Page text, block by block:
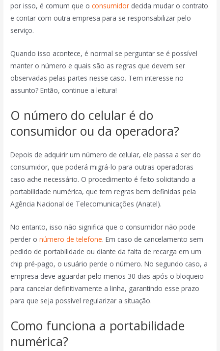
por isso, é comum que oconsumidor decida mudar o contrato
e contar com outra empresa para se responsabilizar pelo
serviço.
Quando isso acontece, é normal se perguntar se é possível
manter o número e quais são as regras que devem ser
observadas pelas partes nesse caso. Tem interesse no
assunto? Então, continue a leitura!
O número do celular é do
consumidor ou da operadora?
Depois de adquirir um número de celular, ele passa a ser do
consumidor, que poderá migrá-lo para outras operadoras
caso ache necessário. O procedimento é feito solicitando a
portabilidade numérica, que tem regras bem definidas pela
Agência Nacional de Telecomunicações (Anatel).
No entanto, isso não significa que o consumidor não pode
perder onúmero de telefone. Em caso de cancelamento sem
pedido de portabilidade ou diante da falta de recarga em um
chip pré-pago, o usuário perde o número. No segundo caso, a
empresa deve aguardar pelo menos 30 dias após o bloqueio
para cancelar definitivamente a linha, garantindo esse prazo
para que seja possível regularizar a situação.
Como funciona a portabilidade
numérica?